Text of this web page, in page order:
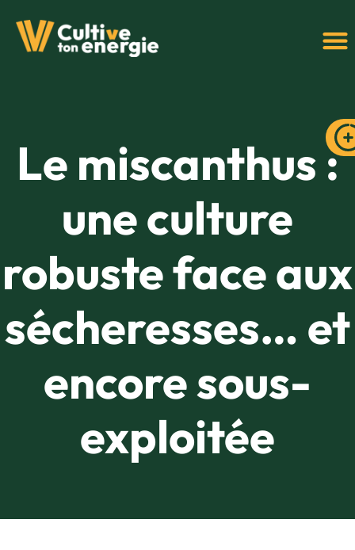
Le miscanthus :
une culture
robuste face aux
sécheresses… et
encore sous-
exploitée